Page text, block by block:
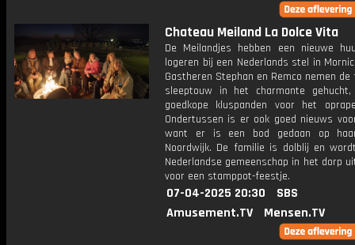
Chateau Meiland La Dolce Vita
De Meilandjes hebben een nieuwe
logeren bij een Nederlands stel in
Gastheren Stephan en Remco nemen
sleeptouw in het charmante
goedkope kluspanden voor het
Ondertussen is er ook goed nieuws
want er is een bod gedaan op
Noordwijk. De familie is dolblij en
Nederlandse gemeenschap in het dorp
voor een stamppot-feestje.
07-04-2025 20:30
SBS
Amusement.TV
Mensen.TV